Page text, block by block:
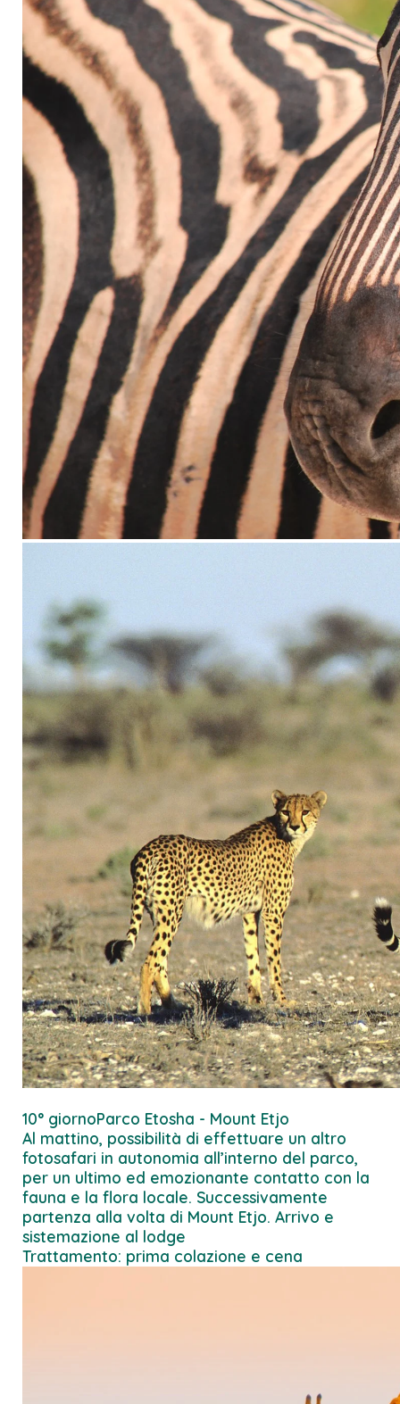
10° giornoParco Etosha - Mount Etjo
Al mattino, possibilità di effettuare un altro
fotosafari in autonomia all’interno del parco,
per un ultimo ed emozionante contatto con la
fauna e la flora locale. Successivamente
partenza alla volta di Mount Etjo. Arrivo e
sistemazione al lodge
Trattamento: prima colazione e cena